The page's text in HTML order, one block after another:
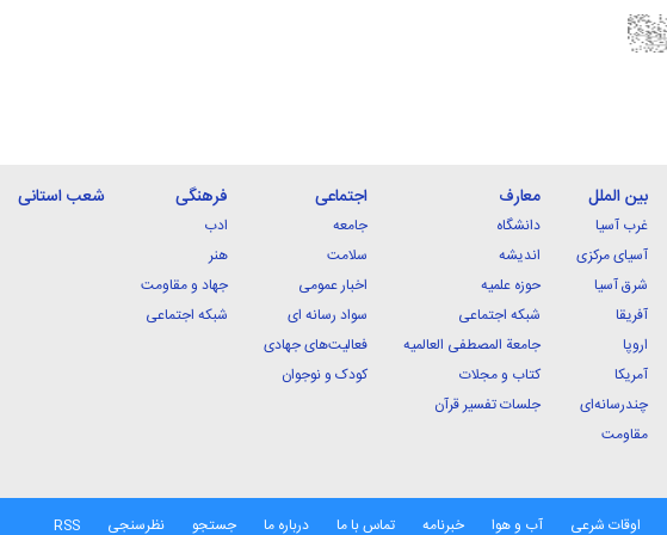
بین الملل
غرب آسیا
آسیای مرکزی
شرق آسیا
آفریقا
اروپا
آمریکا
چندرسانه‌ای
مقاومت
معارف
دانشگاه
اندیشه
حوزه علمیه
شبکه اجتماعی
جامعة المصطفی العالمیه
کتاب و مجلات
جلسات تفسیر قرآن
اجتماعی
جامعه
سلامت
اخبار عمومی
سواد رسانه ای
فعالیت‌های جهادی
کودک و نوجوان
فرهنگی
ادب
هنر
جهاد و مقاومت
شبکه اجتماعی
شعب استانی
اوقات شرعی آب و هوا خبرنامه تماس با ما درباره ما جستجو نظرسنجی RSS